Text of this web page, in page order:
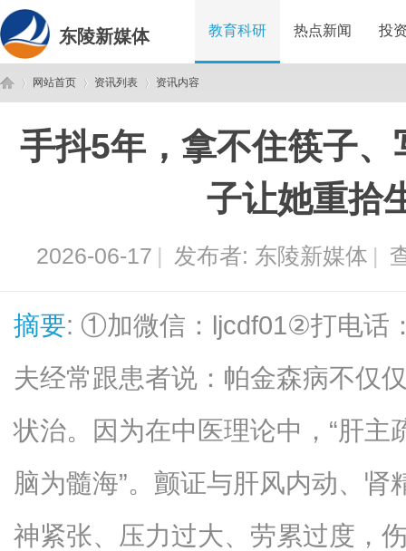
东陵新媒体 教育科研 热点新闻 投
网站首页 资讯列表 资讯内容
手抖5年，拿不住筷子
子让她重拾
2026-06-17 | 发布者: 东陵新媒体 |
摘要: ①加微信：ljcdf01②打电话
夫经常跟患者说：帕金森病不仅
状治。因为在中医理论中，“肝
脑为髓海”。颤证与肝风内动、
神紧张、压力过大、劳累过度，